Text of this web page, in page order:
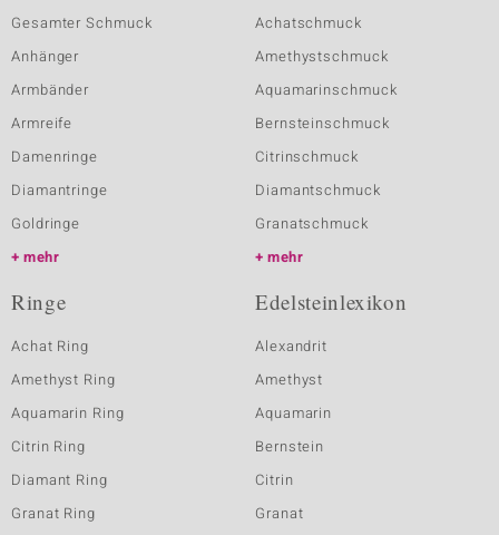
Gesamter Schmuck
Anhänger
Armbänder
Armreife
Damenringe
Diamantringe
Goldringe
mehr
Achatschmuck
Amethystschmuck
Aquamarinschmuck
Bernsteinschmuck
Citrinschmuck
Diamantschmuck
Granatschmuck
mehr
Ringe
Achat Ring
Amethyst Ring
Aquamarin Ring
Citrin Ring
Diamant Ring
Granat Ring
Edelsteinlexikon
Alexandrit
Amethyst
Aquamarin
Bernstein
Citrin
Granat